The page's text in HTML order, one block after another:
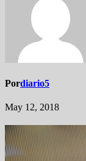
Pordiario5
May 12, 2018